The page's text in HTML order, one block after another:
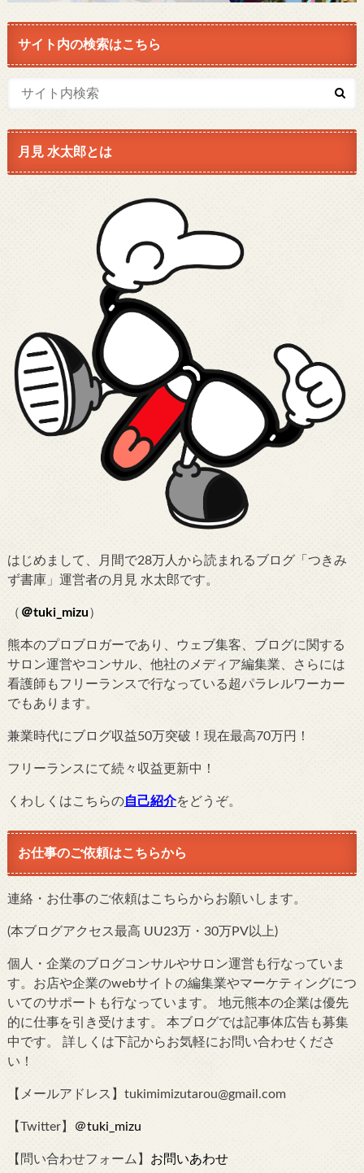
サイト内の検索はこちら
月見 水太郎とは
はじめまして、月間で28万人から読まれるブログ「つきみ
ず書庫」運営者の月見 水太郎です。
（ ＠tuki_mizu）
熊本のプロブロガーであり、ウェブ集客、ブログに関する
サロン運営やコンサル、他社のメディア編集業、さらには
看護師もフリーランスで行なっている超パラレルワーカー
でもあります。
兼業時代にブログ収益50万突破！現在最高70万円！
フリーランスにて続々収益更新中！
くわしくはこちらの自己紹介をどうぞ。
お仕事のご依頼はこちらから
連絡・お仕事のご依頼はこちらからお願いします。
(本ブログアクセス最高 UU23万・30万PV以上)
個人・企業のブログコンサルやサロン運営も行なっていま
す。お店や企業のwebサイトの編集業やマーケティングにつ
いてのサポートも行なっています。 地元熊本の企業は優先
的に仕事を引き受けます。 本ブログでは記事体広告も募集
中です。 詳しくは下記からお気軽にお問い合わせくださ
い！
【メールアドレス】tukimimizutarou@gmail.com
【Twitter】 ＠tuki_mizu
【問い合わせフォーム】 お問いあわせ